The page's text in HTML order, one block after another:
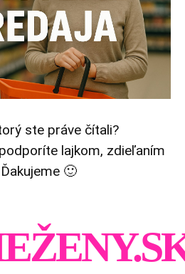
ste práve čítali?
lajkom, zdieľaním
🙂